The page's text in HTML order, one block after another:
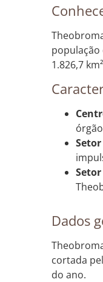
1.826,7
Dados
cortada
do ano.